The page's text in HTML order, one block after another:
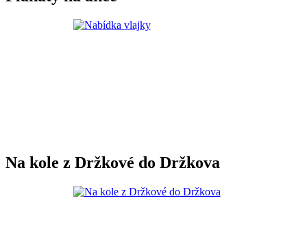
Na kole z Držkové do Držkova